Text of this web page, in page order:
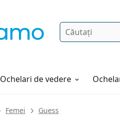
Căutare
Ochelari de vedere
Femei Guess